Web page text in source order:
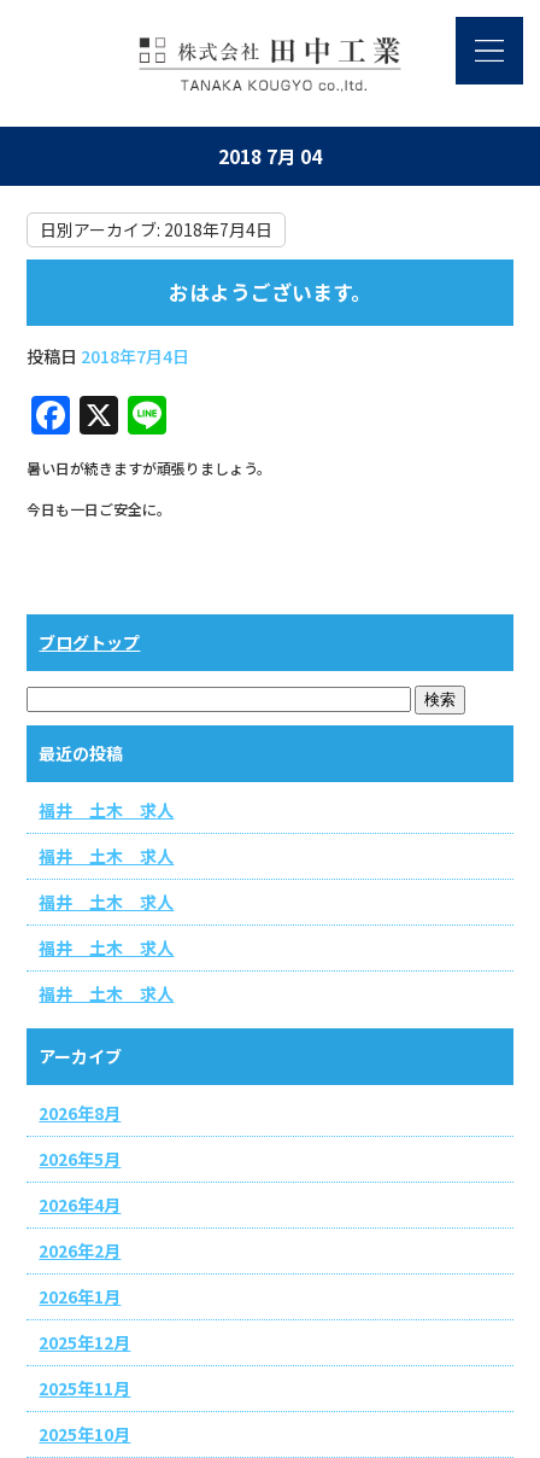
2018 7月 04
日別アーカイブ: 2018年7月4日
おはようございます。
投稿日 2018年7月4日
F
a
c
e
o
o
k
X
n
e
暑い日が続きますが頑張りましょう。
今日も一日ご安全に。
ブログトップ
最近の投稿
福井 土木 求人
福井 土木 求人
福井 土木 求人
福井 土木 求人
福井 土木 求人
アーカイブ
2026年8月
2026年5月
2026年4月
2026年2月
2026年1月
2025年12月
2025年11月
2025年10月